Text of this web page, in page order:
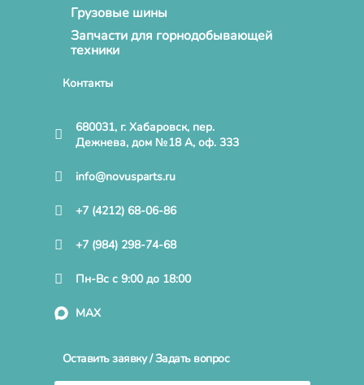
Грузовые шины
Запчасти для горнодобывающей
техники
Контакты
680031, г. Хабаровск, пер.
Дежнева, дом №18 А, оф. 333
info@novusparts.ru
+7 (4212) 68-06-86
+7 (984) 298-74-68
Пн-Вс с 9:00 до 18:00
MAX
Оставить заявку / Задать вопрос